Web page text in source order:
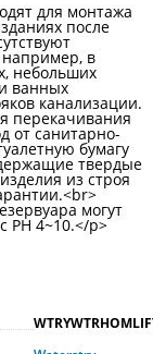
для монтажа
после
в
небольших
ванных
канализации.
перекачивания
от санитарно-
бумагу
твердые
из строя
могут
4~10.</p>